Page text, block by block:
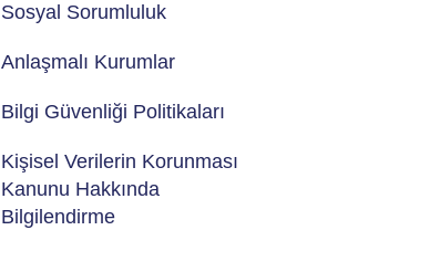
Sosyal Sorumluluk
Anlaşmalı Kurumlar
Bilgi Güvenliği Politikaları
Kişisel Verilerin Korunması
Kanunu Hakkında
Bilgilendirme